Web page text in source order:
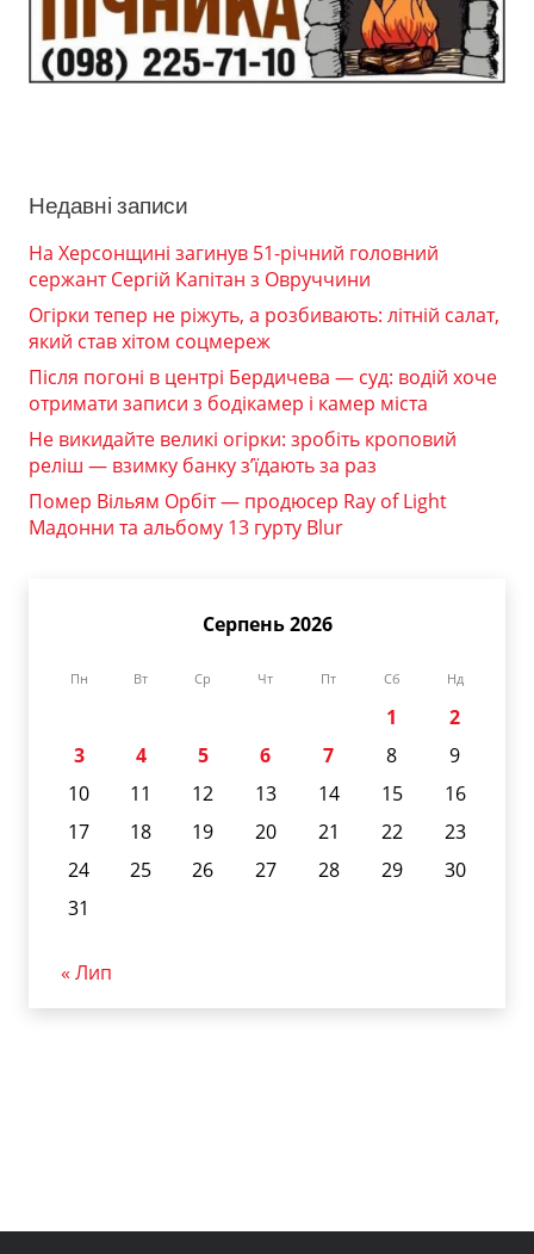
Недавні записи
На Херсонщині загинув 51-річний головний
сержант Сергій Капітан з Овруччини
Огірки тепер не ріжуть, а розбивають: літній салат,
який став хітом соцмереж
Після погоні в центрі Бердичева — суд: водій хоче
отримати записи з бодікамер і камер міста
Не викидайте великі огірки: зробіть кроповий
реліш — взимку банку з’їдають за раз
Помер Вільям Орбіт — продюсер Ray of Light
Мадонни та альбому 13 гурту Blur
Серпень 2026
Пн Вт Ср Чт Пт Сб Нд
1
2
3
4 5 6 7 8
9
10
11 12 13 14 15
16
17
18 19 20 21 22
23
24
25 26 27 28 29
30
31
« Лип